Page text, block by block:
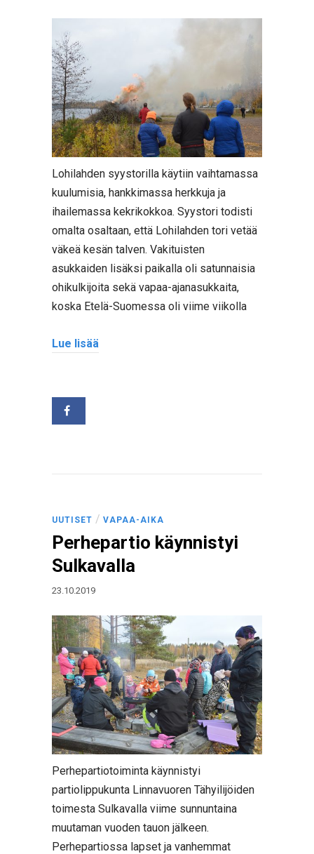
Lohilahden syystorilla käytiin vaihtamassa
kuulumisia, hankkimassa herkkuja ja
ihailemassa kekrikokkoa. Syystori todisti
omalta osaltaan, että Lohilahden tori vetää
väkeä kesän talven. Vakituisten
asukkaiden lisäksi paikalla oli satunnaisia
ohikulkijoita sekä vapaa-ajanasukkaita,
koska Etelä-Suomessa oli viime viikolla
Lue lisää
UUTISET / VAPAA-AIKA
Perhepartio käynnistyi
Sulkavalla
23.10.2019
Perhepartiotoiminta käynnistyi
partiolippukunta Linnavuoren Tähyilijöiden
toimesta Sulkavalla viime sunnuntaina
muutaman vuoden tauon jälkeen.
Perhepartiossa lapset ja vanhemmat